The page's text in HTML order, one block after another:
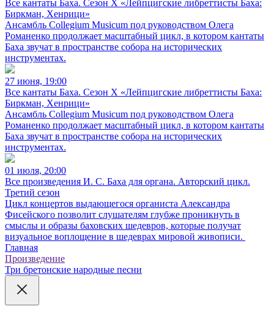
Все кантаты Баха. Сезон X «Лейпцигские либреттисты Баха:
Биркман, Хенрици»
Ансамбль Collegium Musicum под руководством Олега
Романенко продолжает масштабный цикл, в котором кантаты
Баха звучат в пространстве собора на исторических
инструментах.
27 июня, 19:00
Все кантаты Баха. Сезон X «Лейпцигские либреттисты Баха:
Биркман, Хенрици»
Ансамбль Collegium Musicum под руководством Олега
Романенко продолжает масштабный цикл, в котором кантаты
Баха звучат в пространстве собора на исторических
инструментах.
01 июля, 20:00
Все произведения И. С. Баха для органа. Авторский цикл.
Третий сезон
Цикл концертов выдающегося органиста Александра
Фисейского позволит слушателям глубже проникнуть в
смыслы и образы баховских шедевров, которые получат
визуальное воплощение в шедеврах мировой живописи.
Главная
Произведение
Три бретонские народные песни